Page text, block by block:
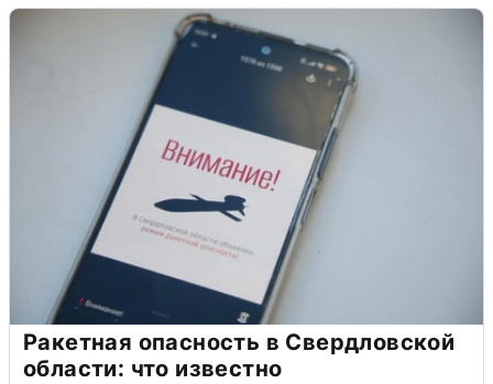
Ракетная опасность в Свердловской
области: что известно